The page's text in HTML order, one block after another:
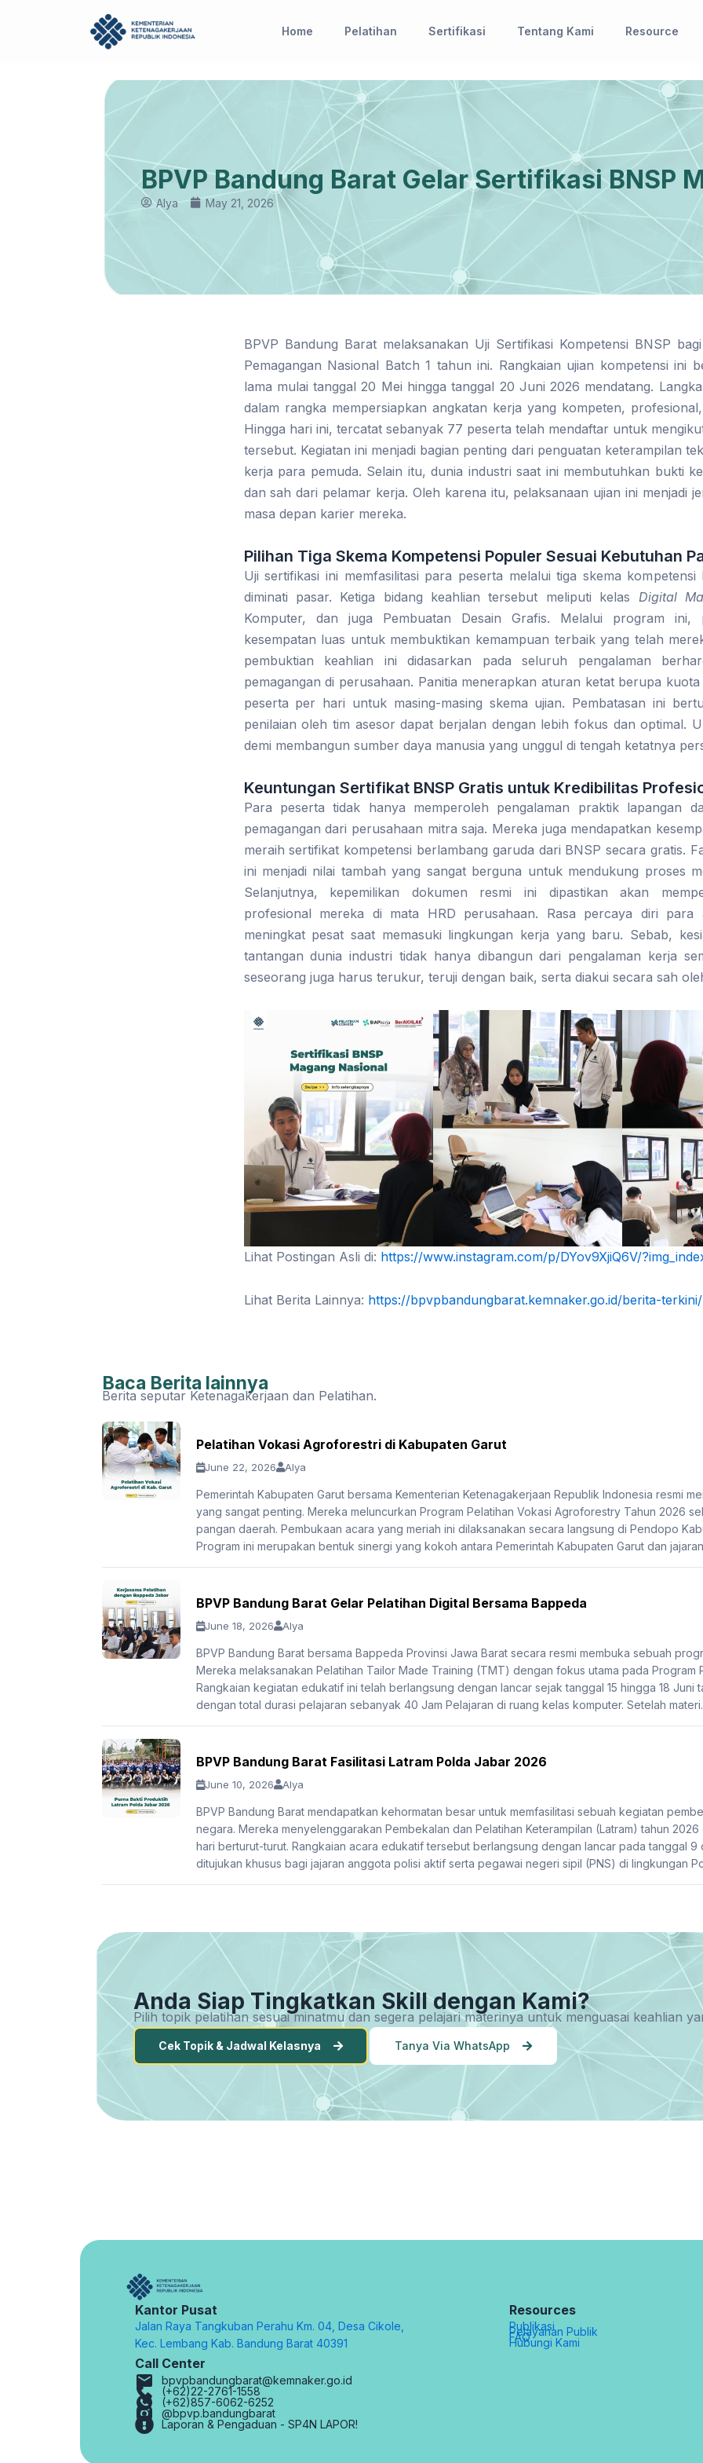
Home Pelatihan Sertifikasi Tentang Kami Resource
BPVP Bandung Barat Gelar Sertifikasi BNSP
Alya May 21, 2026
BPVP Bandung Barat melaksanakan Uji Sertifikasi Kompetensi BNSP
Pemagangan Nasional Batch 1 tahun ini. Rangkaian ujian kompetensi ini
lama mulai tanggal 20 Mei hingga tanggal 20 Juni 2026 mendatang.
dalam rangka mempersiapkan angkatan kerja yang kompeten,
Hingga hari ini, tercatat sebanyak 77 peserta telah mendaftar untuk
tersebut. Kegiatan ini menjadi bagian penting dari penguatan keterampilan
kerja para pemuda. Selain itu, dunia industri saat ini membutuhkan bukti
dan sah dari pelamar kerja. Oleh karena itu, pelaksanaan ujian ini menjadi
masa depan karier mereka.
Pilihan Tiga Skema Kompetensi Populer Sesuai Kebutuhan
Uji sertifikasi ini memfasilitasi para peserta melalui tiga skema
diminati pasar. Ketiga bidang keahlian tersebut meliputi kelas Digital
Komputer, dan juga Pembuatan Desain Grafis. Melalui program ini,
kesempatan luas untuk membuktikan kemampuan terbaik yang telah
pembuktian keahlian ini didasarkan pada seluruh pengalaman
pemagangan di perusahaan. Panitia menerapkan aturan ketat berupa
peserta per hari untuk masing-masing skema ujian. Pembatasan ini
penilaian oleh tim asesor dapat berjalan dengan lebih fokus dan optimal.
demi membangun sumber daya manusia yang unggul di tengah ketatnya
Keuntungan Sertifikat BNSP Gratis untuk Kredibilitas
Para peserta tidak hanya memperoleh pengalaman praktik lapangan
pemagangan dari perusahaan mitra saja. Mereka juga mendapatkan
meraih sertifikat kompetensi berlambang garuda dari BNSP secara gratis.
ini menjadi nilai tambah yang sangat berguna untuk mendukung proses
Selanjutnya, kepemilikan dokumen resmi ini dipastikan akan
profesional mereka di mata HRD perusahaan. Rasa percaya diri para
meningkat pesat saat memasuki lingkungan kerja yang baru. Sebab,
tantangan dunia industri tidak hanya dibangun dari pengalaman kerja
seseorang juga harus terukur, teruji dengan baik, serta diakui secara sah
Lihat Postingan Asli di: https://www.instagram.com/p/DYov9XjiQ6V/
Lihat Berita Lainnya: https://bpvpbandungbarat.kemnaker.go.id/berita-terkini/
Baca Berita lainnya
Berita seputar Ketenagakerjaan dan Pelatihan.
Pelatihan Vokasi Agroforestri di Kabupaten Garut
June 22, 2026 Alya
Pemerintah Kabupaten Garut bersama Kementerian Ketenagakerjaan Republik Indonesia resmi
yang sangat penting. Mereka meluncurkan Program Pelatihan Vokasi Agroforestry Tahun 2026
pangan daerah. Pembukaan acara yang meriah ini dilaksanakan secara langsung di Pendopo
Program ini merupakan bentuk sinergi yang kokoh antara Pemerintah Kabupaten Garut dan jajaran
BPVP Bandung Barat Gelar Pelatihan Digital Bersama Bappeda
June 18, 2026 Alya
BPVP Bandung Barat bersama Bappeda Provinsi Jawa Barat secara resmi membuka sebuah
Mereka melaksanakan Pelatihan Tailor Made Training (TMT) dengan fokus utama pada Program
Rangkaian kegiatan edukatif ini telah berlangsung dengan lancar sejak tanggal 15 hingga 18 Juni
dengan total durasi pelajaran sebanyak 40 Jam Pelajaran di ruang kelas komputer. Setelah
BPVP Bandung Barat Fasilitasi Latram Polda Jabar 2026
June 10, 2026 Alya
BPVP Bandung Barat mendapatkan kehormatan besar untuk memfasilitasi sebuah kegiatan
negara. Mereka menyelenggarakan Pembekalan dan Pelatihan Keterampilan (Latram) tahun
hari berturut-turut. Rangkaian acara edukatif tersebut berlangsung dengan lancar pada tanggal 9
ditujukan khusus bagi jajaran anggota polisi aktif serta pegawai negeri sipil (PNS) di lingkungan
Anda Siap Tingkatkan Skill dengan Kami?
Pilih topik pelatihan sesuai minatmu dan segera pelajari materinya untuk menguasai keahlian
Cek Topik & Jadwal Kelasnya Tanya Via WhatsApp
Kantor Pusat
Jalan Raya Tangkuban Perahu Km. 04, Desa Cikole,
Kec. Lembang Kab. Bandung Barat 40391
Call Center
bpvpbandungbarat@kemnaker.go.id
(+62)22-2761-1558
(+62)857-6062-6252
@bpvp.bandungbarat
Laporan & Pengaduan - SP4N LAPOR!
Resources
Publikasi
Pelayanan Publik
FAQ
Hubungi Kami